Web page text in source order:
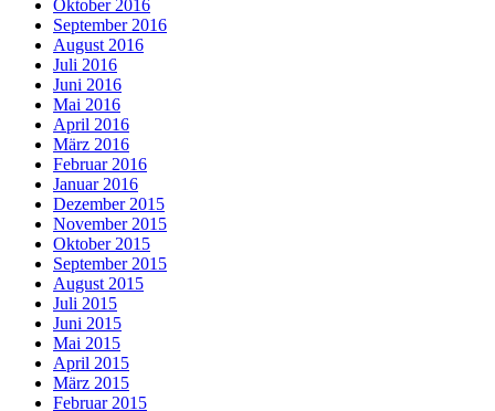
Oktober 2016
September 2016
August 2016
Juli 2016
Juni 2016
Mai 2016
April 2016
März 2016
Februar 2016
Januar 2016
Dezember 2015
November 2015
Oktober 2015
September 2015
August 2015
Juli 2015
Juni 2015
Mai 2015
April 2015
März 2015
Februar 2015